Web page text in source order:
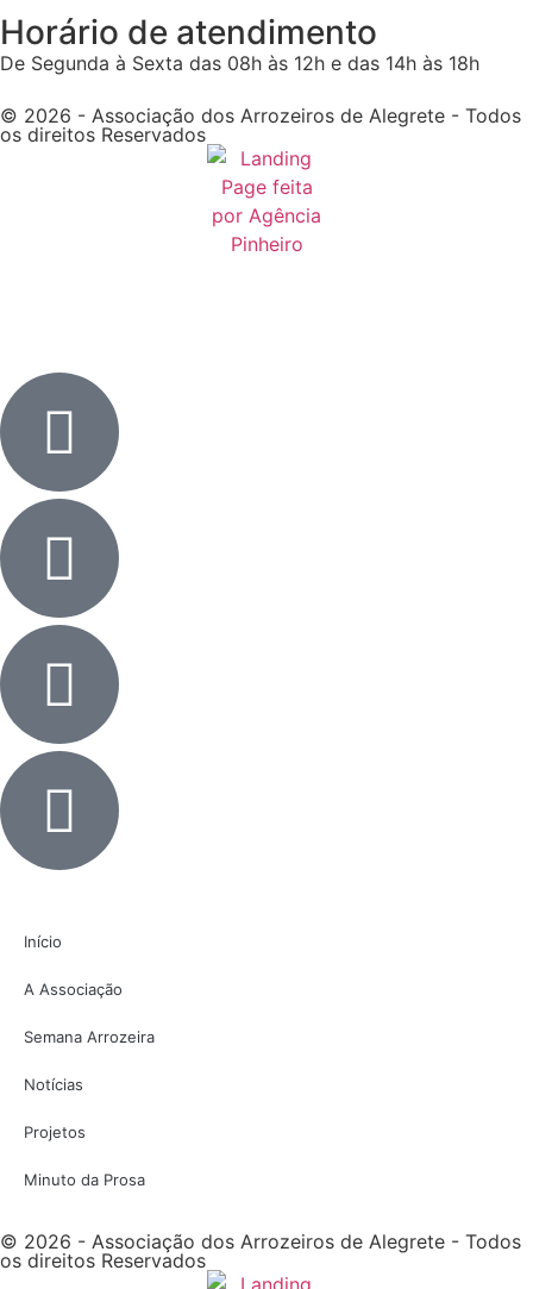
Horário de atendimento
De Segunda à Sexta das 08h às 12h e das 14h às 18h
© 2026 - Associação dos Arrozeiros de Alegrete - Todos
os direitos Reservados
Início
A Associação
Semana Arrozeira
Notícias
Projetos
Minuto da Prosa
© 2026 - Associação dos Arrozeiros de Alegrete - Todos
os direitos Reservados